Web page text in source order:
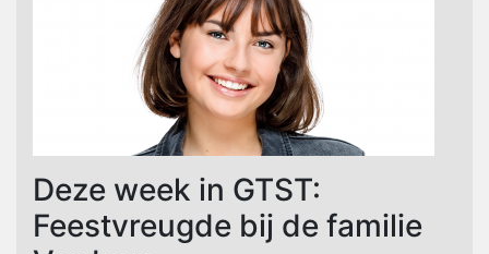
Deze week in GTST:
Feestvreugde bij de familie